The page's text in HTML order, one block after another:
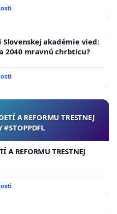
akadémie vied:
2040 mravnú chrbticu?
A REFORMU TRESTNEJ
#STOPPDFL
A REFORMU TRESTNEJ